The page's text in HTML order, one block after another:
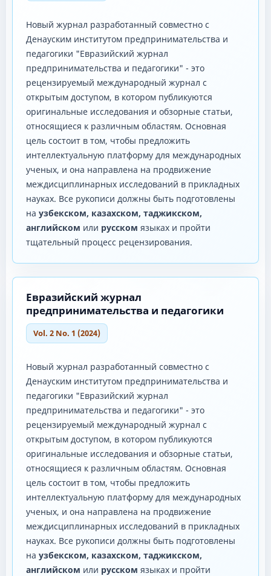
Новый журнал разработанный совместно с
Денауским институтом предпринимательства и
педагогики "Евразийский журнал
предпринимательства и педагогики" - это
рецензируемый международный журнал с
открытым доступом, в котором публикуются
оригинальные исследования и обзорные статьи,
относящиеся к различным областям. Основная
цель состоит в том, чтобы предложить
интеллектуальную платформу для международных
ученых, и она направлена ​​на продвижение
междисциплинарных исследований в прикладных
науках. Все рукописи должны быть подготовлены
на узбекском, казахском, таджикском,
английском или русском языках и пройти
тщательный процесс рецензирования.
Евразийский журнал
предпринимательства и педагогики
Vol. 2 No. 1 (2024)
Новый журнал разработанный совместно с
Денауским институтом предпринимательства и
педагогики "Евразийский журнал
предпринимательства и педагогики" - это
рецензируемый международный журнал с
открытым доступом, в котором публикуются
оригинальные исследования и обзорные статьи,
относящиеся к различным областям. Основная
цель состоит в том, чтобы предложить
интеллектуальную платформу для международных
ученых, и она направлена ​​на продвижение
междисциплинарных исследований в прикладных
науках. Все рукописи должны быть подготовлены
на узбекском, казахском, таджикском,
английском или русском языках и пройти